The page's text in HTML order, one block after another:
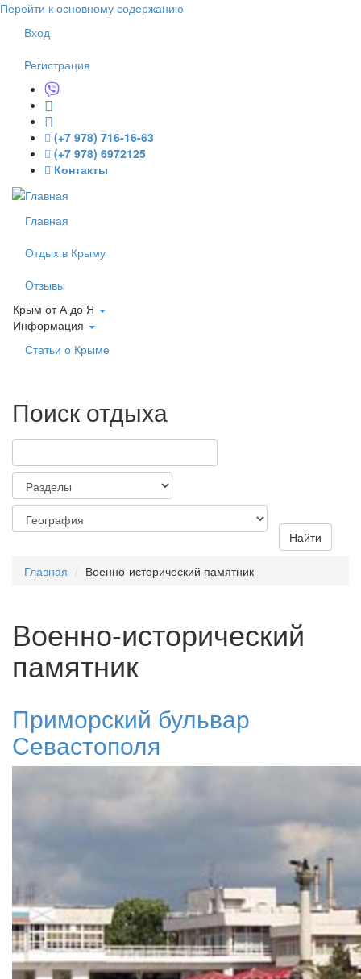
Перейти к основному содержанию
Вход
Регистрация
(+7 978) 716-16-63
(+7 978) 6972125
Контакты
Главная
Отдых в Крыму
Отзывы
Крым от А до Я
Информация
Статьи о Крыме
Поиск отдыха
Найти
Главная Военно-исторический памятник
Военно-исторический
памятник
Приморский бульвар
Севастополя